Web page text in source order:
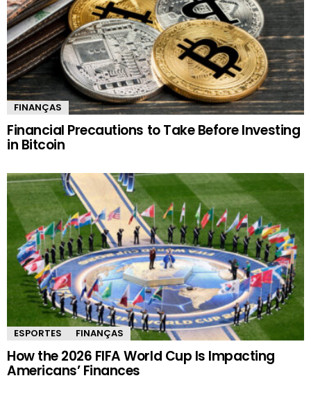
FINANÇAS
Financial Precautions to Take Before Investing
in Bitcoin
ESPORTES FINANÇAS
How the 2026 FIFA World Cup Is Impacting
Americans’ Finances